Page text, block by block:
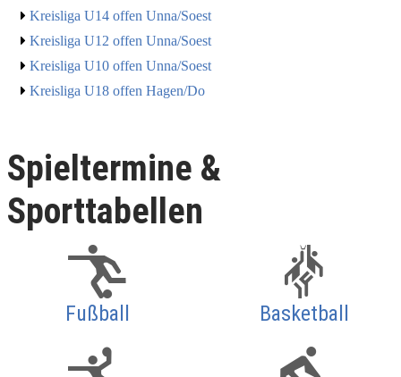
Kreisliga U14 offen Unna/Soest
Kreisliga U12 offen Unna/Soest
Kreisliga U10 offen Unna/Soest
Kreisliga U18 offen Hagen/Do
Spieltermine &
Sporttabellen
Fußball Basketball